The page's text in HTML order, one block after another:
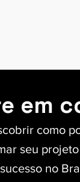
em
como
seu
no